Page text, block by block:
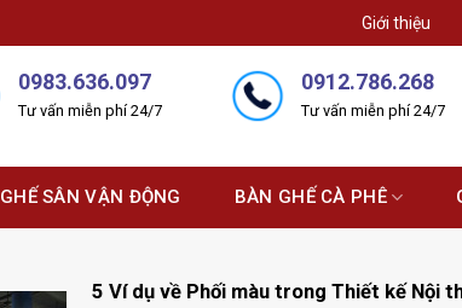
Giới thiệu
0983.636.097
Tư vấn miễn phí 24/7
0912.786.268
Tư vấn miễn phí 24/7
GHẾ SÂN VẬN ĐỘNG BÀN GHẾ CÀ PHÊ
5 Ví dụ về Phối màu trong Thiết kế Nội